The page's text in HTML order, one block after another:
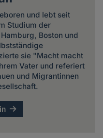
und lebt seit
Studium der
Boston und
sie "Macht macht
Vater und referiert
und Migrantinnen